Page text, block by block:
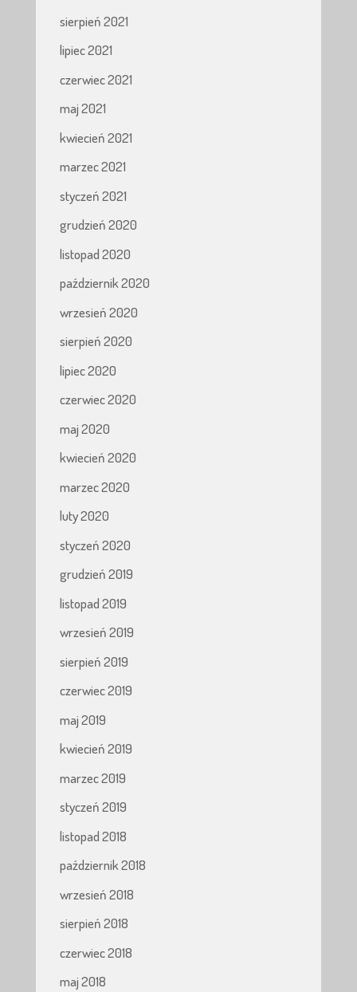
sierpień 2021
lipiec 2021
czerwiec 2021
maj 2021
kwiecień 2021
marzec 2021
styczeń 2021
grudzień 2020
listopad 2020
październik 2020
wrzesień 2020
sierpień 2020
lipiec 2020
czerwiec 2020
maj 2020
kwiecień 2020
marzec 2020
luty 2020
styczeń 2020
grudzień 2019
listopad 2019
wrzesień 2019
sierpień 2019
czerwiec 2019
maj 2019
kwiecień 2019
marzec 2019
styczeń 2019
listopad 2018
październik 2018
wrzesień 2018
sierpień 2018
czerwiec 2018
maj 2018